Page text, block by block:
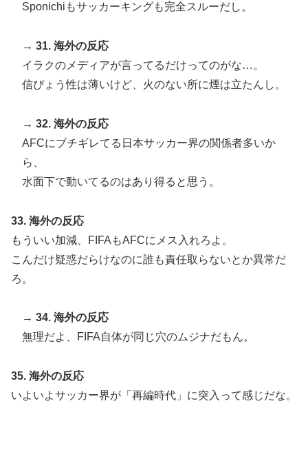
Sponichiもサッカーキングも完全スルーだし。
→ 31. 海外の反応
イラクのメディアが言ってるだけってのがな…。
信ぴょう性は薄いけど、火のない所に煙は立たんし。
→ 32. 海外の反応
AFCにブチギレてる日本サッカー界の関係者多いか
ら、
水面下で動いてるのはあり得ると思う。
33. 海外の反応
もういい加減、FIFAもAFCにメス入れろよ。
こんだけ疑惑だらけなのに誰も責任取らないとか異常だ
ろ。
→ 34. 海外の反応
無理だよ、FIFA自体が同じ穴のムジナだもん。
35. 海外の反応
いよいよサッカー界が「再編時代」に突入って感じだな。